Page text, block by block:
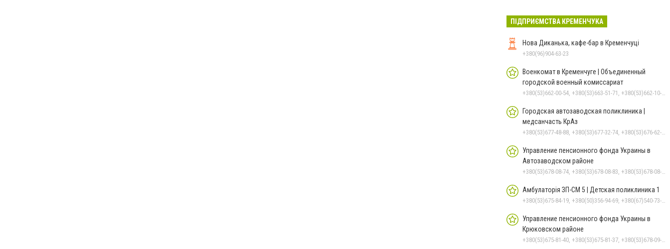
ПІДПРИЄМСТВА КРЕМЕНЧУКА
Нова Диканька, кафе-бар в Кременчуці
+380(96)904-63-23
Военкомат в Кременчуге | Объединенный
городской военный комиссариат
+380(53)662-00-54, +380(53)663-51-71, +380(53)662-10-35
Городская автозаводская поликлиника |
медсанчасть КрАз
+380(53)677-48-88, +380(53)677-32-74, +380(53)676-62-99, +380536766187
Управление пенсионного фонда Украины в
Автозаводском районе
+380(53)678-08-74, +380(53)678-08-83, +380(53)678-08-41, +380(53)678-08-86, +380(53)678-09-05
Амбулаторія ЗП-СМ 5 | Детская поликлиника 1
+380(53)675-84-19, +380(50)356-94-69, +380(67)540-73-87
Управление пенсионного фонда Украины в
Крюковском районе
+380(53)675-81-40, +380(53)675-81-37, +380(53)678-09-01, +380(53)675-81-32, +380(53)675-81-33, +380(53)675-81-38, +380(53)675-81-31, +380(53)678-08-87